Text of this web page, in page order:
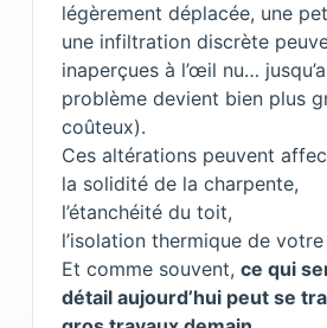
légèrement déplacée, une
une infiltration discrète
inaperçues à l’œil nu…
problème devient bien plus
coûteux).
Ces altérations peuvent
la solidité de la charpente,
l’étanchéité du toit,
l’isolation thermique de
Et comme souvent,ce qui
détail aujourd’hui peut se